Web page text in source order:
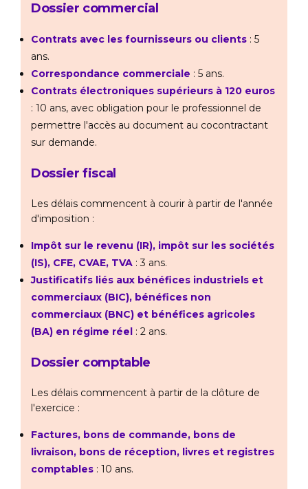
Dossier commercial
Contrats avec les fournisseurs ou clients : 5
ans.
Correspondance commerciale : 5 ans.
Contrats électroniques supérieurs à 120 euros
: 10 ans, avec obligation pour le professionnel de
permettre l'accès au document au cocontractant
sur demande.
Dossier fiscal
Les délais commencent à courir à partir de l'année
d'imposition :
Impôt sur le revenu (IR), impôt sur les sociétés
(IS), CFE, CVAE, TVA : 3 ans.
Justificatifs liés aux bénéfices industriels et
commerciaux (BIC), bénéfices non
commerciaux (BNC) et bénéfices agricoles
(BA) en régime réel : 2 ans.
Dossier comptable
Les délais commencent à partir de la clôture de
l'exercice :
Factures, bons de commande, bons de
livraison, bons de réception, livres et registres
comptables : 10 ans.